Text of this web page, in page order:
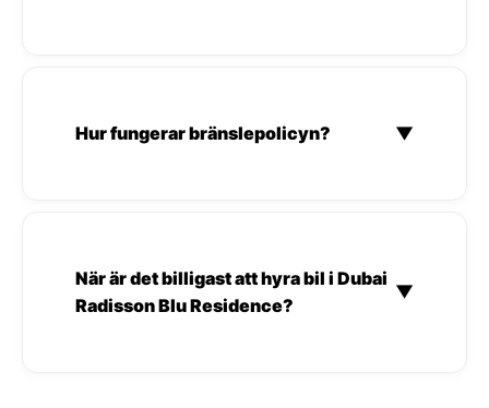
Hur fungerar bränslepolicyn? ▼
När är det billigast att hyra bil i Dubai
Radisson Blu Residence?
▼